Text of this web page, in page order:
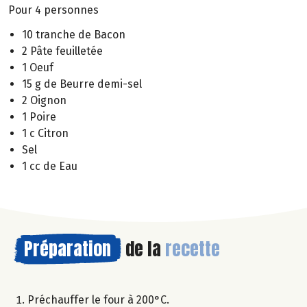
Pour 4 personnes
10 tranche de Bacon
2 Pâte feuilletée
1 Oeuf
15 g de Beurre demi-sel
2 Oignon
1 Poire
1 c Citron
Sel
1 cc de Eau
Préparation de la recette
Préchauffer le four à 200°C.